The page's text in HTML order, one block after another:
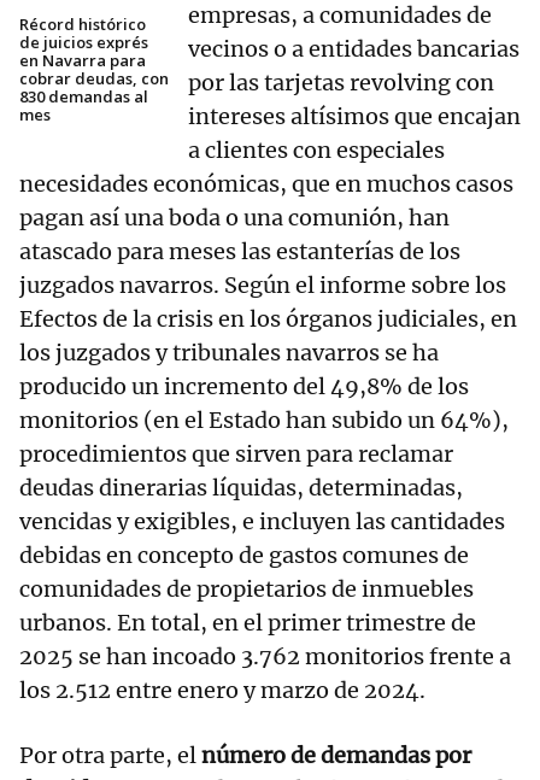
Récord histórico
de juicios exprés
en Navarra para
cobrar deudas, con
830 demandas al
mes
empresas, a comunidades de
vecinos o a entidades bancarias
por las tarjetas revolving con
intereses altísimos que encajan
a clientes con especiales
necesidades económicas, que en muchos casos
pagan así una boda o una comunión, han
atascado para meses las estanterías de los
juzgados navarros. Según el informe sobre los
Efectos de la crisis en los órganos judiciales, en
los juzgados y tribunales navarros se ha
producido un incremento del 49,8% de los
monitorios (en el Estado han subido un 64%),
procedimientos que sirven para reclamar
deudas dinerarias líquidas, determinadas,
vencidas y exigibles, e incluyen las cantidades
debidas en concepto de gastos comunes de
comunidades de propietarios de inmuebles
urbanos. En total, en el primer trimestre de
2025 se han incoado 3.762 monitorios frente a
los 2.512 entre enero y marzo de 2024.
Por otra parte, elnúmero de demandas por